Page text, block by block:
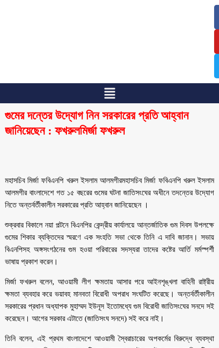
গুমের দন্তের উদ্যোগ নিন সরকারের প্রতি আহ্বান
জানিয়েছেন : ফখরুলমির্জা ফখরুল
মহাসচিব মির্জা ফবিএনপি খরুল ইসলাম আলমগীরমহাসচিব মির্জা ফবিএনপি খরুল ইসলাম
আলমগীর বাংলাদেশে গত ১৫ বছরের গুমের ঘটনা জাতিসংঘের অধীনে তদন্তের উদ্যোগ
নিতে অন্তর্বর্তীকালীন সরকারের প্রতি আহ্বান জানিয়েছেন ।
শুক্রবার বিকালে নয়া পল্টনে বিএনপির কেন্দ্রীয় কার্যালয়ে আন্তর্জাতিক গুম দিবস উপলক্ষে
গুমের শিকার ব্যক্তিদের স্মরণে এক সংহতি সভা থেকে তিনি এ দাবি জানান। সভায়
বিএনপিসহ অঙ্গসংগঠনের গুম হওয়া পরিবারের সদস্যরা তাদের কষ্টের আর্তি মর্মস্পর্শী
ভাষায় প্রকাশ করেন।
মির্জা ফখরুল বলেন, আওয়ামী লীগ ক্ষমতায় আসার পরে আইনশৃঙ্খলা বাহিনী রাষ্ট্রীয়
ক্ষমতা ব্যবহার করে ভয়াবহ মানবতা বিরোধী অপরাধ সংঘটিত করেছে। অন্তর্বর্তীকালীন
সরকারের প্রধান অধ্যাপক মুহাম্মদ ইউনূস ইতোমধ্যে গুম বিরোধী জাতিসংঘের সনদে সই
করেছেন। আগের সরকার এটাতে (জাতিসংঘ সনদে) সই করে নাই।
তিনি বলেন, এই প্রথম বাংলাদেশে আওয়ামী স্বৈরাচারের অপকর্মের বিরুদ্ধে ব্যবস্থা